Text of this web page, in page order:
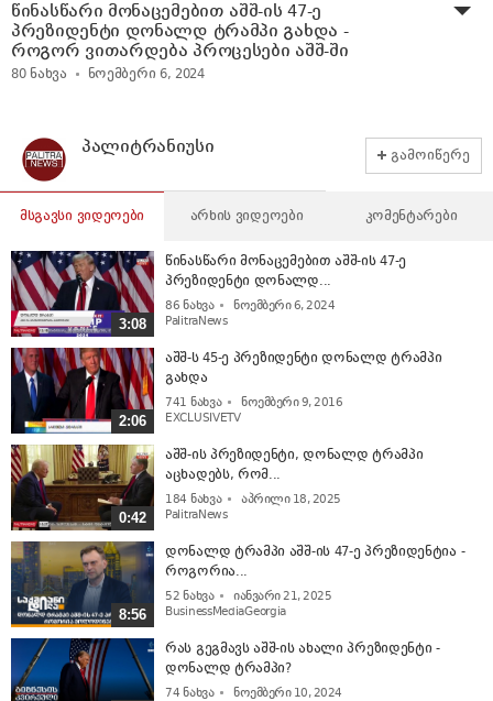
წინასწარი მონაცემებით აშშ-ის 47-ე
პრეზიდენტი დონალდ ტრამპი გახდა -
როგორ ვითარდება პროცესები აშშ-ში
80ნახვა ნოემბერი 6, 2024
გამოიწერე
პალიტრანიუსი
მსგავსი ვიდეოები არხის ვიდეოები კომენტარები
3:08
წინასწარი მონაცემებით აშშ-ის 47-ე
პრეზიდენტი დონალდ...
86 ნახვა
ნოემბერი 6, 2024
PalitraNews
2:06
აშშ-ს 45-ე პრეზიდენტი დონალდ ტრამპი
გახდა
741 ნახვა
ნოემბერი 9, 2016
EXCLUSIVETV
0:42
აშშ-ის პრეზიდენტი, დონალდ ტრამპი
აცხადებს, რომ...
184 ნახვა
აპრილი 18, 2025
PalitraNews
8:56
დონალდ ტრამპი აშშ-ის 47-ე პრეზიდენტია -
როგორია...
52 ნახვა
იანვარი 21, 2025
BusinessMediaGeorgia
რას გეგმავს აშშ-ის ახალი პრეზიდენტი -
დონალდ ტრამპი?
74 ნახვა
ნოემბერი 10, 2024